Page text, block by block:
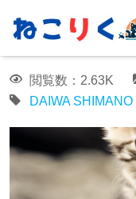
閲覧数：2.63K
DAIWA SHIMANO